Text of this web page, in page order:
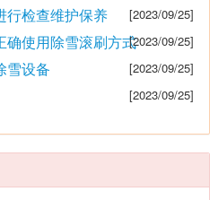
行检查维护保养 [2023/09/25]
确使用除雪滚刷方式[2023/09/25]
雪设备 [2023/09/25]
[2023/09/25]